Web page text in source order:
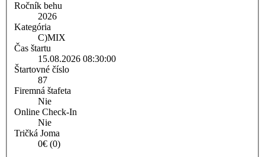
Ročník behu
2026
Kategória
C)MIX
Čas štartu
15.08.2026 08:30:00
Štartovné číslo
87
Firemná štafeta
Nie
Online Check-In
Nie
Tričká Joma
0€ (0)